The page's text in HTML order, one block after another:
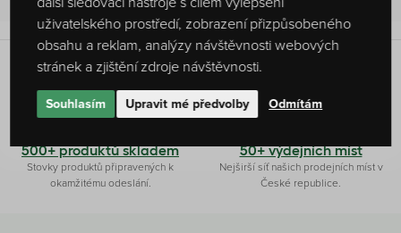
Produkty připravujeme dle vlastních
receptur s láskou a poctivostí.
Čaj a kávu pro vás připravujeme ve
Slušovicích na Zlínsku.
500+ produktů skladem
Stovky produktů připravených k
okamžitému odeslání.
50+ výdejních míst
Nejširší síť našich prodejních míst v
České republice.
uživatelského prostředí, zobrazení přizpůsobeného
obsahu a reklam, analýzy návštěvnosti webových
stránek a zjištění zdroje návštěvnosti.
Souhlasím Upravit mé předvolby Odmítám